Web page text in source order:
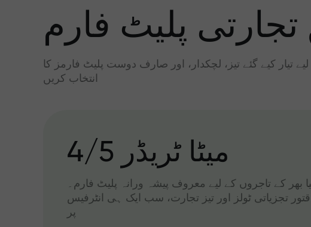
پلیٹ فارم
تیار کیے گئے تیز، لچکدار، اور صارف دوست پلیٹ فارمز کا
انتخاب کریں
میٹا ٹریڈر 4/5
بھر کے تاجروں کے لیے معروف پیشہ ورانہ پلیٹ فارم۔
تجزیاتی ٹولز اور تیز تجارت، سب ایک ہی انٹرفیس
پر